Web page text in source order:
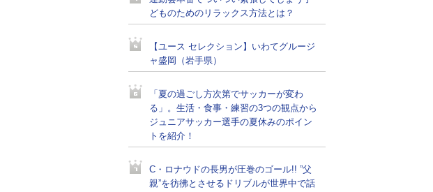
どものためのリラックス方法とは？
【ユース セレクション】いわてグルージ
ャ盛岡（岩手県）
「夏の過ごし方次第でサッカーが変わ
る」。生活・食事・練習の3つの観点から
ジュニアサッカー選手の夏休みのポイン
トを紹介！
C・ロナウドの長男が圧巻のゴール!! ”父
親”を彷彿とさせるドリブルが世界中で話